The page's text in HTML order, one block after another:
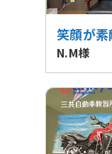
笑顔が素
N.M様